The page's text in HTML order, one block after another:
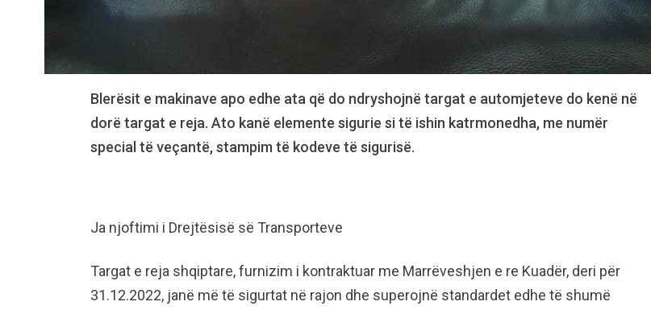
Blerësit e makinave apo edhe ata që do ndryshojnë targat e automjeteve do kenë në
dorë targat e reja. Ato kanë elemente sigurie si të ishin katrmonedha, me numër
special të veçantë, stampim të kodeve të sigurisë.
Ja njoftimi i Drejtësisë së Transporteve
Targat e reja shqiptare, furnizim i kontraktuar me Marrëveshjen e re Kuadër, deri për
31.12.2022, janë më të sigurtat në rajon dhe superojnë standardet edhe të shumë